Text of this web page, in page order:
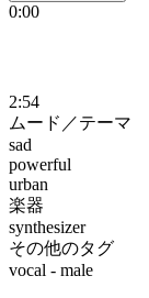
0:00
2:54
ムード／テーマ
sad
powerful
urban
楽器
synthesizer
その他のタグ
vocal - male